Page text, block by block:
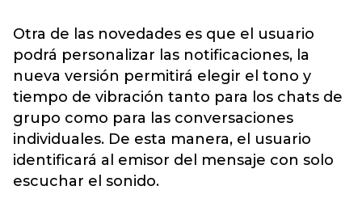
Otra de las novedades es que el usuario
podrá personalizar las notificaciones, la
nueva versión permitirá elegir el tono y
tiempo de vibración tanto para los chats de
grupo como para las conversaciones
individuales. De esta manera, el usuario
identificará al emisor del mensaje con solo
escuchar el sonido.